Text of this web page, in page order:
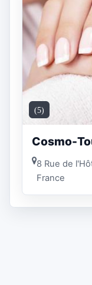
(5)
Cosmo-
8 Rue de
France